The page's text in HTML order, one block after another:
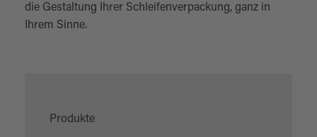
die Gestaltung Ihrer Schleifenverpackung, ganz in
Ihrem Sinne.
Produkte